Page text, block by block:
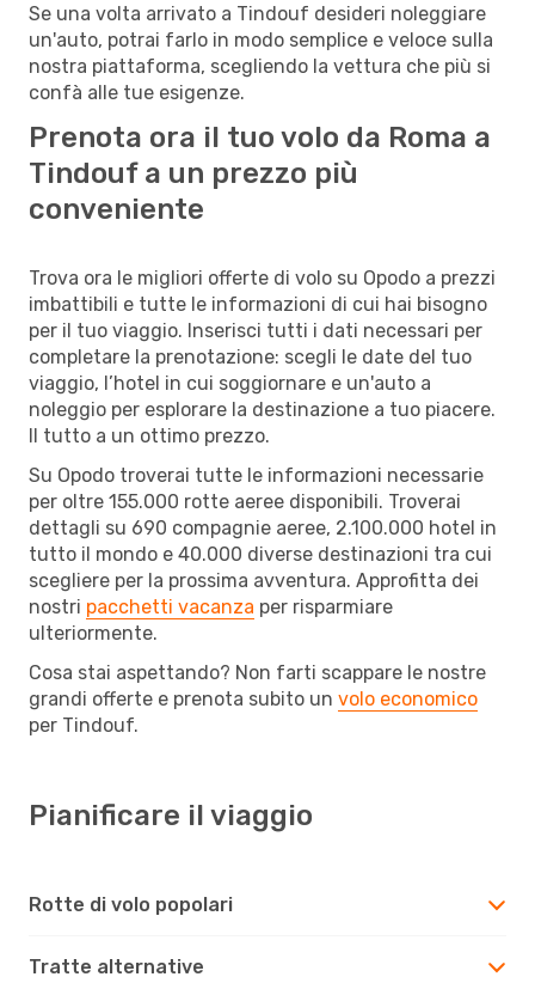
Se una volta arrivato a Tindouf desideri noleggiare
un'auto, potrai farlo in modo semplice e veloce sulla
nostra piattaforma, scegliendo la vettura che più si
confà alle tue esigenze.
Prenota ora il tuo volo da Roma a
Tindouf a un prezzo più
conveniente
Trova ora le migliori offerte di volo su Opodo a prezzi
imbattibili e tutte le informazioni di cui hai bisogno
per il tuo viaggio. Inserisci tutti i dati necessari per
completare la prenotazione: scegli le date del tuo
viaggio, l’hotel in cui soggiornare e un'auto a
noleggio per esplorare la destinazione a tuo piacere.
Il tutto a un ottimo prezzo.
Su Opodo troverai tutte le informazioni necessarie
per oltre 155.000 rotte aeree disponibili. Troverai
dettagli su 690 compagnie aeree, 2.100.000 hotel in
tutto il mondo e 40.000 diverse destinazioni tra cui
scegliere per la prossima avventura. Approfitta dei
nostri pacchetti vacanza per risparmiare
ulteriormente.
Cosa stai aspettando? Non farti scappare le nostre
grandi offerte e prenota subito un volo economico
per Tindouf.
Pianificare il viaggio
Rotte di volo popolari
Tratte alternative